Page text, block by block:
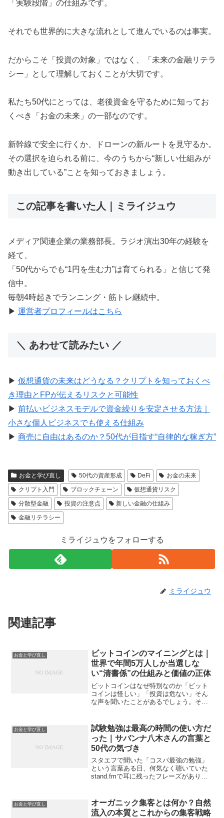
「実験段階」の仕組みです。
それでも世界的に大きな流れとして進んでいるのは事実。
だからこそ「投資の対象」ではなく、「未来の金融リテラ
シー」として理解しておくことが大切です。
私たち50代にとっては、老後資金を守るために知ってお
くべき「お金の未来」の一部なのです。
新幹線で安全に行くか、ドローンの新ルートを見守るか。
その選択を迫られる前に、今のうちから“新しい仕組みが
動き出している”ことを知っておきましょう。
この記事を書いた人｜ミライジュウ
メディア関連企業の業務部長。ラジオ演出30年の経験を
経て、
「50代からでも“1円を生む力”は育てられる」と信じて発
信中。
毎朝4時起きでランニング・筋トレ継続中。
▶︎ 運営者プロフィールはこちら
＼ あわせて読みたい ／
▶︎ 仮想通貨の未来はどうなる？クリプトを知っておくべ
き理由とFPが伝えるリスクと可能性
▶︎ 前払いビジネスモデルで資金繰りを安定させる方法｜
小さな個人ビジネスでも使える仕組み
▶︎ 商売に自由はあるのか？50代が目指す“自律的な稼ぎ方”
お金と学び直し 50代の資産形成 DeFi
お金の未来
クリプト入門
ブロックチェーン
仮想通貨リスク
分散型金融
投資の注意点
新しい金融の仕組み
金融リテラシー
ミライジュウをフォローする
ミライジュウ
関連記事
お金と学び直し
ビットコインのマイニングとは｜
世界で年間5万人しか当選しな
い“清書係”の仕組みと価値の正体
ビットコインはなぜ特別なのか「ビット
コインは怪しい」「投資は危ない」そん
な声を聞いたことがあるでしょう。それ
ンです。なぜでしょうか。その理由のひ
とつが「マイニング」と...
お金と学び直し
試験勉強は最高の時間の使い方だ
った｜サバンナ八木さんの言葉と
50代の気づき
スタエフで聞いた「コスパ最強の勉強」
という言葉ある日、何気なく聴いていた
stand.fmで耳に残ったフレーズがありま
た回でのことです。「数千円のテキスト
を買って、2年近...
お金と学び直し
オーガニック集客とは何か？自然
流入の本質とこれからの集客戦略